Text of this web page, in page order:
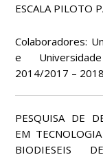
ESCALA PILOTO
Colaboradores:
e
2014/2017 – 2018
PESQUISA DE
EM
BIODIESEIS